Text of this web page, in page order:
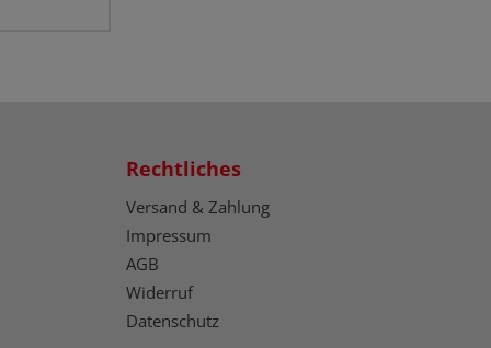
Rechtliches
Versand & Zahlung
Impressum
AGB
Widerruf
Datenschutz